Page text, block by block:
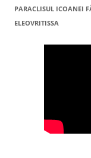
PARACLISUL ICOANEI
ELEOVRITISSA